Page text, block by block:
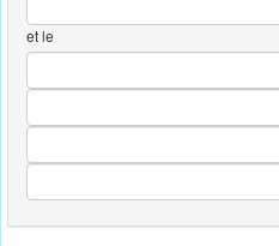
et le